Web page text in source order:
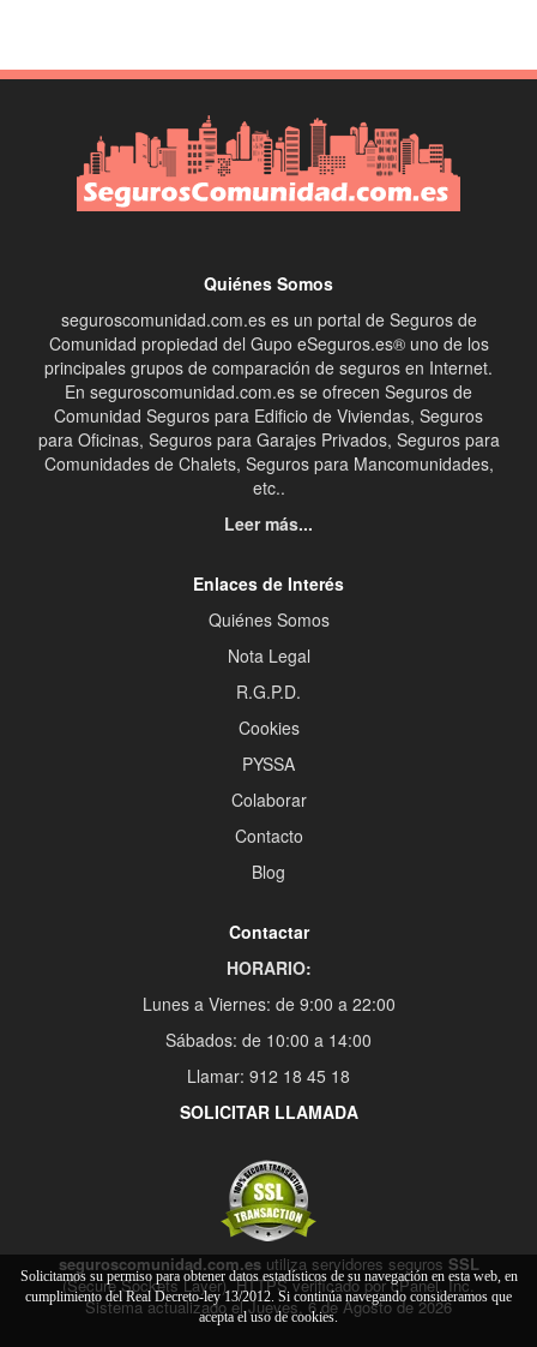
Quiénes Somos
seguroscomunidad.com.es es un portal de Seguros de
Comunidad propiedad del Gupo eSeguros.es® uno de los
principales grupos de comparación de seguros en Internet.
En seguroscomunidad.com.es se ofrecen Seguros de
Comunidad Seguros para Edificio de Viviendas, Seguros
para Oficinas, Seguros para Garajes Privados, Seguros para
Comunidades de Chalets, Seguros para Mancomunidades,
etc..
Leer más...
Enlaces de Interés
Quiénes Somos
Nota Legal
R.G.P.D.
Cookies
PYSSA
Colaborar
Contacto
Blog
Contactar
HORARIO:
Lunes a Viernes: de 9:00 a 22:00
Sábados: de 10:00 a 14:00
Llamar: 912 18 45 18
SOLICITAR LLAMADA
seguroscomunidad.com.esutiliza servidores seguros SSL
(Secure Sockets Layer), HTTPS verificado por cPanel, Inc.
Sistema actualizado el Jueves, 6 de Agosto de 2026
Solicitamos su permiso para obtener datos estadísticos de su navegación en esta web, en
cumplimiento del Real Decreto-ley 13/2012. Si continúa navegando consideramos que
acepta el uso de cookies.